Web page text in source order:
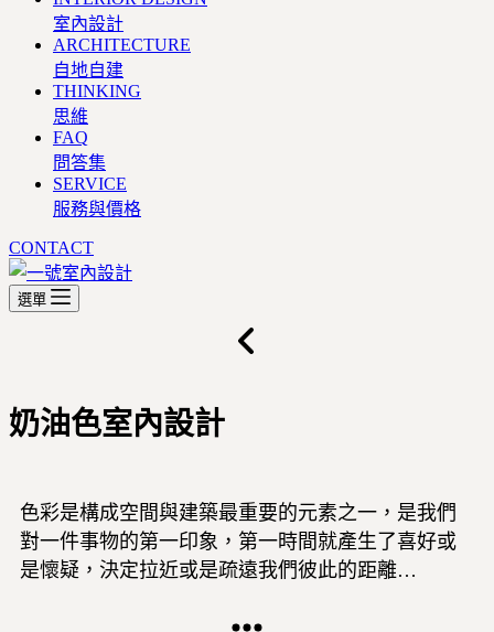
室內設計
ARCHITECTURE
自地自建
THINKING
思維
FAQ
問答集
SERVICE
服務與價格
CONTACT
選單
奶油色室內設計
色彩是構成空間與建築最重要的元素之一，是我們
對一件事物的第一印象，第一時間就產生了喜好或
是懷疑，決定拉近或是疏遠我們彼此的距離…